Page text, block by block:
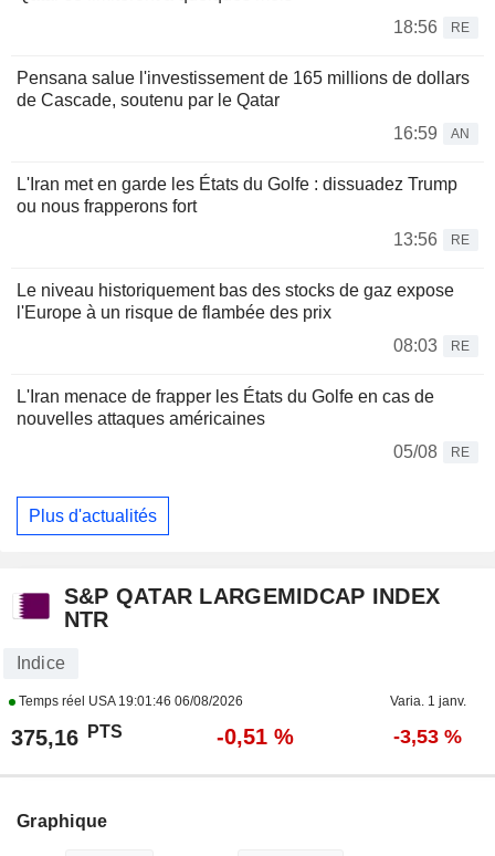
18:56
RE
Pensana salue l'investissement de 165 millions de dollars
de Cascade, soutenu par le Qatar
16:59
AN
L'Iran met en garde les États du Golfe : dissuadez Trump
ou nous frapperons fort
13:56
RE
Le niveau historiquement bas des stocks de gaz expose
l'Europe à un risque de flambée des prix
08:03
RE
L'Iran menace de frapper les États du Golfe en cas de
nouvelles attaques américaines
05/08
RE
Plus d'actualités
S&P QATAR LARGEMIDCAP INDEX
NTR
Indice
Temps réel USA 19:01:46 06/08/2026 Varia. 1 janv.
375,16 PTS -0,51 % -3,53 %
Graphique